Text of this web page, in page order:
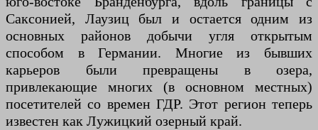
Саксонией, Лаузиц был и остается одним из
основных районов добычи угля открытым
способом в Германии. Многие из бывших
карьеров были превращены в озера,
привлекающие многих (в основном местных)
посетителей со времен ГДР. Этот регион теперь
известен как Лужицкий озерный край.